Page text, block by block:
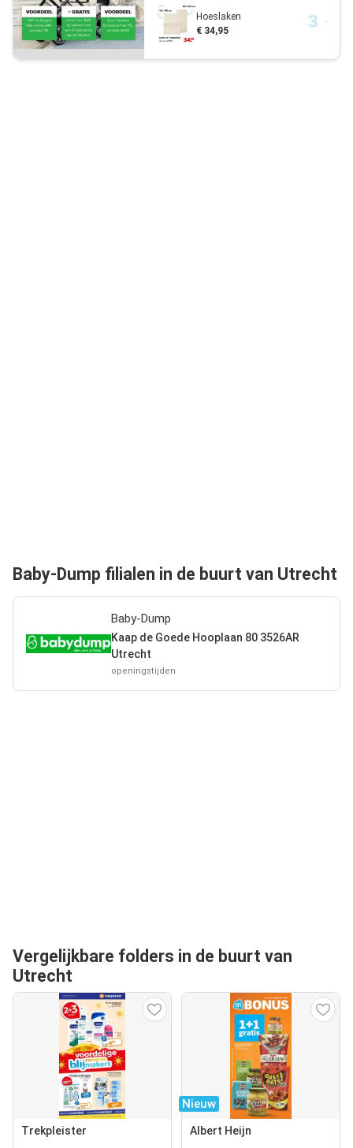
Hoeslaken
€ 34,95
Baby-Dump filialen in de buurt van Utrecht
Baby-Dump
Kaap de Goede Hooplaan 80 3526AR
Utrecht
openingstijden
Vergelijkbare folders in de buurt van
Utrecht
Trekpleister
Nieuw
Albert Heijn